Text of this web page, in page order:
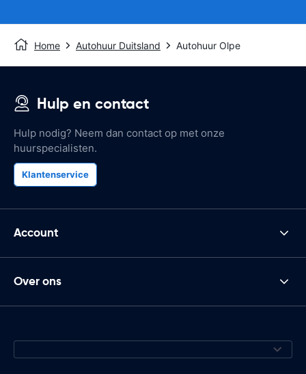
Home Autohuur Duitsland Autohuur Olpe
Hulp en contact
Hulp nodig? Neem dan contact op met onze
huurspecialisten.
Klantenservice
Account
Over ons